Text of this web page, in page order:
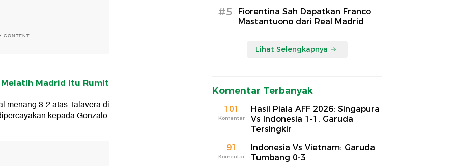
CONTENT
Madrid itu Rumit
menang 3-2 atas Talavera di
kepada Gonzalo
#5
Fiorentina Sah Dapatkan Franco
Mastantuono dari Real Madrid
Lihat Selengkapnya
Komentar Terbanyak
101
Komentar
Hasil Piala AFF 2026: Singapura
Vs Indonesia 1-1, Garuda
Tersingkir
91
Komentar
Indonesia Vs Vietnam: Garuda
Tumbang 0-3